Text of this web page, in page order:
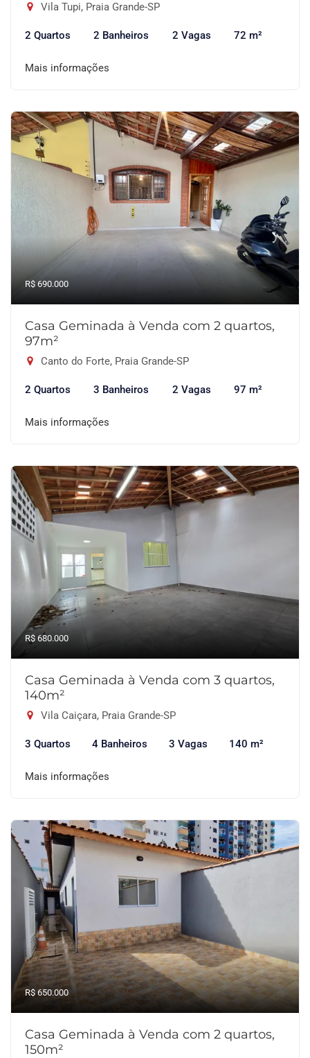
Vila Tupi, Praia Grande-SP
2 Quartos 2 Banheiros 2 Vagas 72 m²
Mais informações
R$ 690.000
Casa Geminada à Venda com 2 quartos,
97m²
Canto do Forte, Praia Grande-SP
2 Quartos 3 Banheiros 2 Vagas 97 m²
Mais informações
R$ 680.000
Casa Geminada à Venda com 3 quartos,
140m²
Vila Caiçara, Praia Grande-SP
3 Quartos 4 Banheiros 3 Vagas 140 m²
Mais informações
R$ 650.000
Casa Geminada à Venda com 2 quartos,
150m²